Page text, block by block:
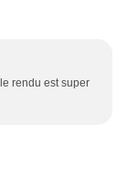
rendu est super